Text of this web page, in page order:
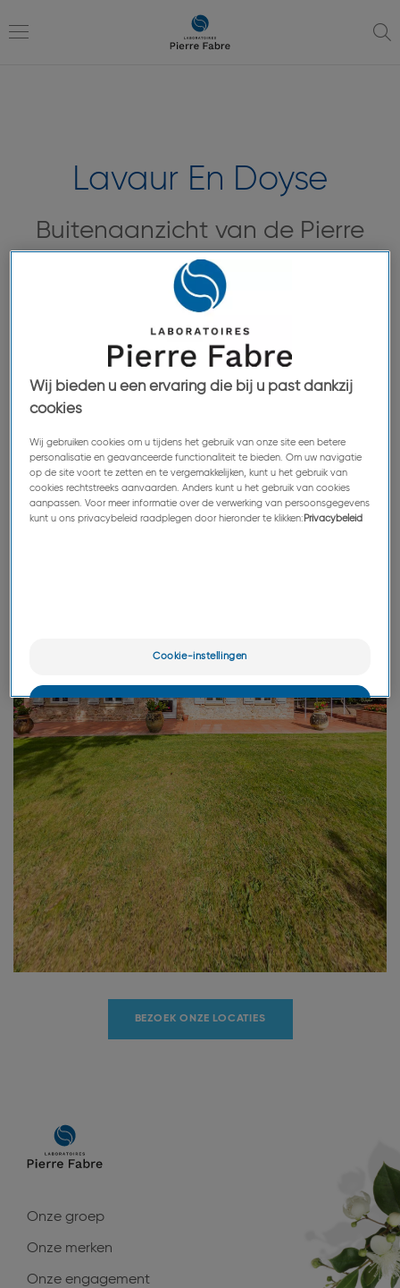
naar
naar
Lavaur En Doyse
Buitenaanzicht van de Pierre
Fabre Foundation in Lavaur
(Tarn)
BEZOEK ONZE LOCATIES
Main
navigation
Onze groep
Onze merken
Onze engagement
Wij bieden u een ervaring die bij u past dankzij
cookies
Wij gebruiken cookies om u tijdens het gebruik van onze site een betere
personalisatie en geavanceerde functionaliteit te bieden. Om uw navigatie
op de site voort te zetten en te vergemakkelijken, kunt u het gebruik van
cookies rechtstreeks aanvaarden. Anders kunt u het gebruik van cookies
aanpassen. Voor meer informatie over de verwerking van persoonsgegevens
kunt u ons privacybeleid raadplegen door hieronder te klikken: Privacybeleid
Cookie-instellingen
Alleen het essentiële
OK